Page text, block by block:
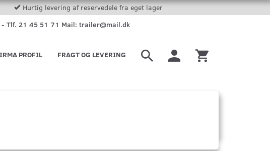
Hurtig levering af reservedele fra eget lager
Tlf. 21 45 51 71 Mail: trailer@mail.dk
FRAGT OG LEVERING
PROFIL